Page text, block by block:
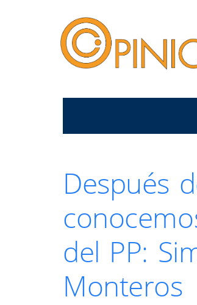
Después
del PP:
Monteros